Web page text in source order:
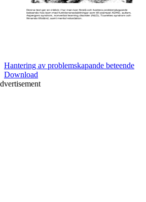
Hantering av problemskapande beteende
Download